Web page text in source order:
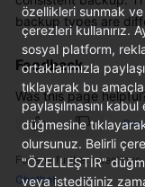
Troubleshooting
Videos
Glossary
More
Documents
backup types are
Feedback
Was this page
For any further
Chatbot
özellikleri sunmak
çerezleri kullanırız.
sosyal platform,
ortaklarımızla
tıklayarak bu
paylaşılmasını
düğmesine
olursunuz. Belirli
"ÖZELLEŞTİR"
veya istediğiniz